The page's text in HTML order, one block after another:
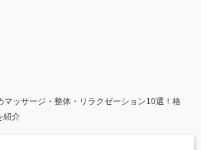
マッサージ・整体・リラクゼーション10選！格
紹介